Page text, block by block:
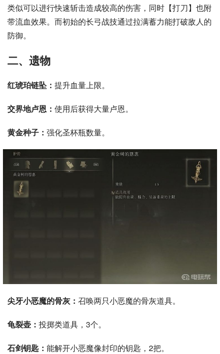
类似可以进行快速斩击造成较高的伤害，同时【打刀】也附
带流血效果。而初始的长弓战技通过拉满蓄力能打破敌人的
防御。
二、遗物
红琥珀链坠： 提升血量上限。
交界地卢恩： 使用后获得大量卢恩。
黄金种子： 强化圣杯瓶数量。
尖牙小恶魔的骨灰： 召唤两只小恶魔的骨灰道具。
龟裂壶： 投掷类道具，3个。
石剑钥匙： 能解开小恶魔像封印的钥匙，2把。